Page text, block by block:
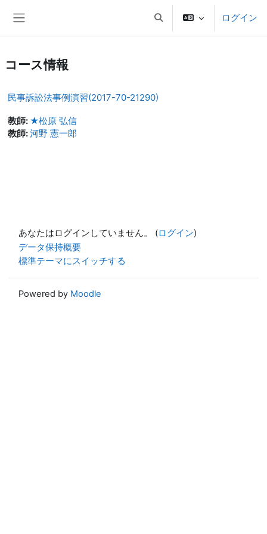
検索入力に切り替えるログイン
コース情報
民事訴訟法事例演習(2017-70-21290)
教師: ★松原 弘信
教師:河野 憲一郎
あなたはログインしていません。 (ログイン)
データ保持概要
標準テーマにスイッチする
Powered by Moodle